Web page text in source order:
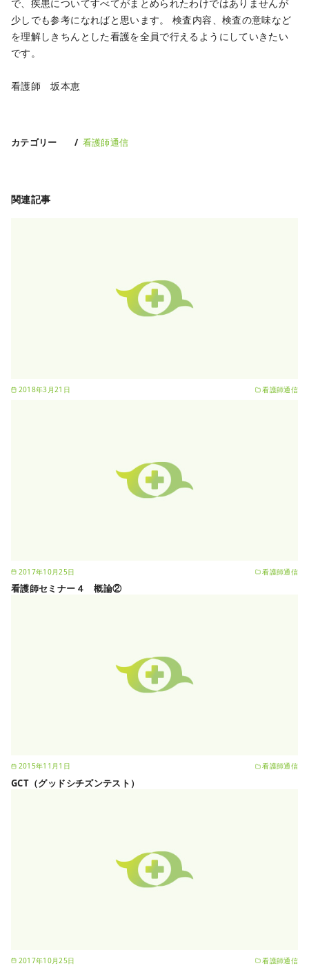
で、疾患についてすべてがまとめられたわけではありませんが
少しでも参考になればと思います。
検査内容、検査の意味など
を理解しきちんとした看護を全員で行えるようにしていきたい
です。
看護師 坂本恵
カテゴリー 看護師通信
関連記事
2018年3月21日 看護師通信
2017年10月25日 看護師通信
看護師セミナー４ 概論②
2015年11月1日 看護師通信
GCT（グッドシチズンテスト）
2017年10月25日 看護師通信